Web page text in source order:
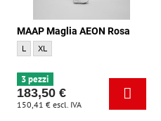
MAAP Maglia AEON Rosa
MAAP Maglia AEON Rosa - Dimensione:
L MAAP Maglia AEON Rosa -
XL
3 pezzi
183,50 €
150,41 € escl. IVA